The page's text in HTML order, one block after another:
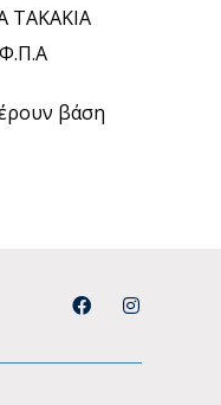
ΤΑΚΑΚΙΑ
βάση